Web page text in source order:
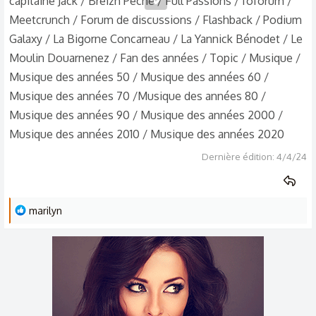
Meetcrunch / Forum de discussions / Flashback / Podium
Galaxy / La Bigorne Concarneau / La Yannick Bénodet / Le
Moulin Douarnenez / Fan des années / Topic / Musique /
Musique des années 50 / Musique des années 60 /
Musique des années 70 /Musique des années 80 /
Musique des années 90 / Musique des années 2000 /
Musique des années 2010 / Musique des années 2020
Dernière édition: 4/4/24
L
marilyn